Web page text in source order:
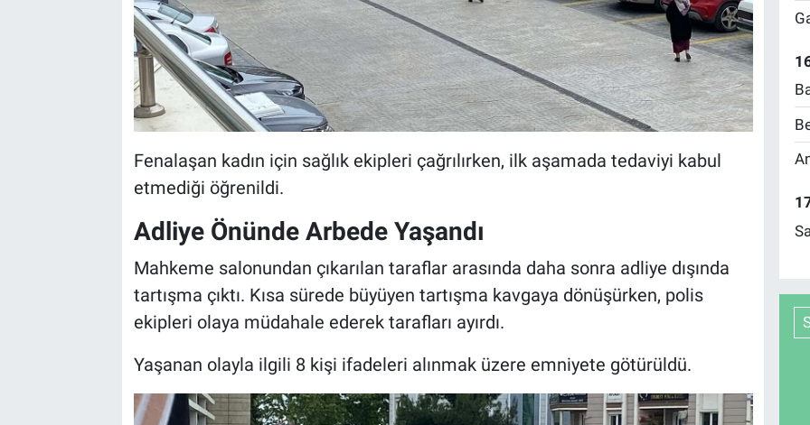
Fenalaşan kadın için sağlık ekipleri çağrılırken, ilk aşamada tedaviyi kabul
etmediği öğrenildi.
Adliye Önünde Arbede Yaşandı
Mahkeme salonundan çıkarılan taraflar arasında daha sonra adliye dışında
tartışma çıktı. Kısa sürede büyüyen tartışma kavgaya dönüşürken, polis
ekipleri olaya müdahale ederek tarafları ayırdı.
Yaşanan olayla ilgili 8 kişi ifadeleri alınmak üzere emniyete götürüldü.